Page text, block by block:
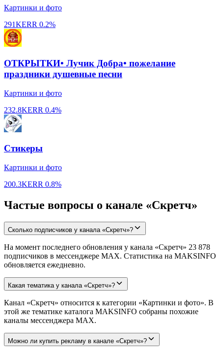
Картинки и фото
291KERR 0.2%
ОТКРЫТКИ• Лучик Добра• пожелание
праздники душевные песни
Картинки и фото
232.8KERR 0.4%
Стикеры
Картинки и фото
200.3KERR 0.8%
Частые вопросы о канале «Скретч»
Сколько подписчиков у канала «Скретч»?
На момент последнего обновления у канала «Скретч» 23 878
подписчиков в мессенджере MAX. Статистика на MAKSINFO
обновляется ежедневно.
Какая тематика у канала «Скретч»?
Канал «Скретч» относится к категории «Картинки и фото». В
этой же тематике каталога MAKSINFO собраны похожие
каналы мессенджера MAX.
Можно ли купить рекламу в канале «Скретч»?